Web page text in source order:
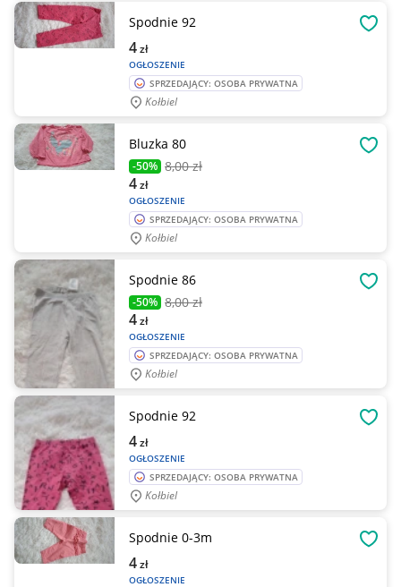
Spodnie 92
OGŁOSZENIE
4zł
SPRZEDAJĄCY: OSOBA PRYWATNA
Kołbiel
Bluzka 80
-50% 8,00 zł
OGŁOSZENIE
4zł
SPRZEDAJĄCY: OSOBA PRYWATNA
Kołbiel
Spodnie 86
-50% 8,00 zł
OGŁOSZENIE
4zł
SPRZEDAJĄCY: OSOBA PRYWATNA
Kołbiel
Spodnie 92
OGŁOSZENIE
4zł
SPRZEDAJĄCY: OSOBA PRYWATNA
Kołbiel
Spodnie 0-3m
OGŁOSZENIE
4zł